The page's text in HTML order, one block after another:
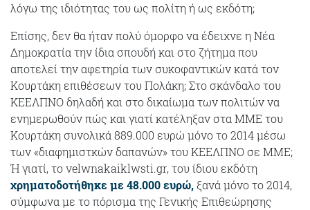
λόγω της ιδιότητας του ως πολίτη ή ως εκδότη;
Επίσης, δεν θα ήταν πολύ όμορφο να έδειχνε η Νέα
Δημοκρατία την ίδια σπουδή και στο ζήτημα που
αποτελεί την αφετηρία των συκοφαντικών κατά τον
Κουρτάκη επιθέσεων του Πολάκη; Στο σκάνδαλο του
ΚΕΕΛΠΝΟ δηλαδή και στο δικαίωμα των πολιτών να
ενημερωθούν πώς και γιατί κατέληξαν στα ΜΜΕ του
Κουρτάκη συνολικά 889.000 ευρώ μόνο το 2014 μέσω
των «διαφημιστκών δαπανών» του ΚΕΕΛΠΝΟ σε ΜΜΕ;
Ή γιατί, το velwnakaiklwsti.gr, του ίδιου εκδότη
χρηματοδοτήθηκε με 48.000 ευρώ, ξανά μόνο το 2014,
σύμφωνα με το πόρισμα της Γενικής Επιθεώρησης